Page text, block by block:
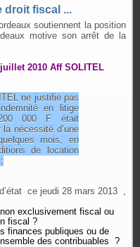
droit fiscal ...
soutiennent la position
motive son arrêt de la
2010 Aff SOLITEL
ne justifie pas
en litige
000 F était
nécessité d’une
mois, en
de location
ce jeudi 28 mars 2013 ,
non exclusivement fiscal ou
fiscal ?
finances publiques ou de
des contribuables ?